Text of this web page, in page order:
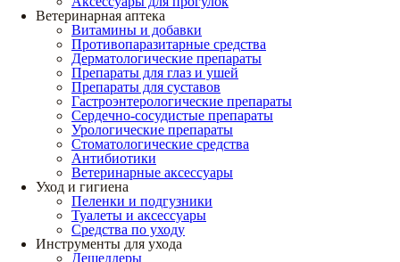
Ветеринарная аптека
Витамины и добавки
Противопаразитарные средства
Дерматологические препараты
Препараты для глаз и ушей
Препараты для суставов
Гастроэнтерологические препараты
Сердечно-сосудистые препараты
Урологические препараты
Стоматологические средства
Антибиотики
Ветеринарные аксессуары
Уход и гигиена
Пеленки и подгузники
Туалеты и аксессуары
Средства по уходу
Инструменты для ухода
Дешеддеры